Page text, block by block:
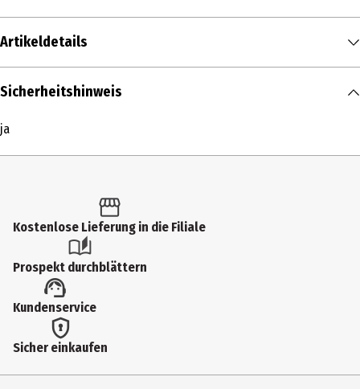
Artikeldetails
Inhalt
Produkttyp
27201
Lieferumfang
3m - 48 Teile
Hersteller
Max Bringmann KG
Sicherheitshinweis
ja
Kostenlose Lieferung in die Filiale
Prospekt durchblättern
Kundenservice
Sicher einkaufen